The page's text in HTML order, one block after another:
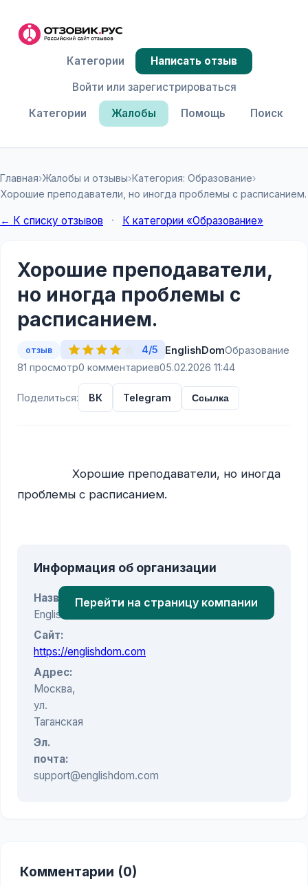
Категории Жалобы Помощь Поиск
Категории
Написать отзыв
Войти или зарегистрироваться
Главная›Жалобы и отзывы›Категория: Образование›
Хорошие преподаватели, но иногда проблемы с расписанием.
← К списку отзывов · К категории «Образование»
Хорошие преподаватели,
но иногда проблемы с
расписанием.
отзыв 4/5 EnglishDomОбразование
81 просмотр0 комментариев05.02.2026 11:44
Поделиться: ВК Telegram Ссылка
проблемы с расписанием.
Информация об организации
Название:
EnglishDom
Сайт:
https://englishdom.com
Адрес:
Москва,
ул.
Таганская
Эл.
почта:
support@englishdom.com
Перейти на страницу компании
Комментарии (0)